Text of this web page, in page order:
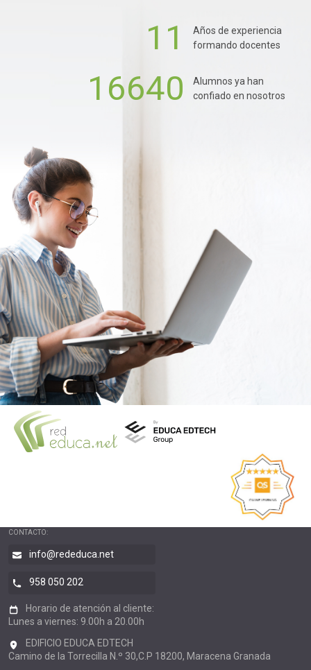
11
Años de experiencia
formando docentes
16640
Alumnos ya han
confiado en nosotros
CONTACTO:
info@rededuca.net
958 050 202
Horario de atención al cliente:
Lunes a viernes: 9.00h a 20.00h
EDIFICIO EDUCA EDTECH
Camino de la Torrecilla N.º 30,C.P 18200, Maracena Granada